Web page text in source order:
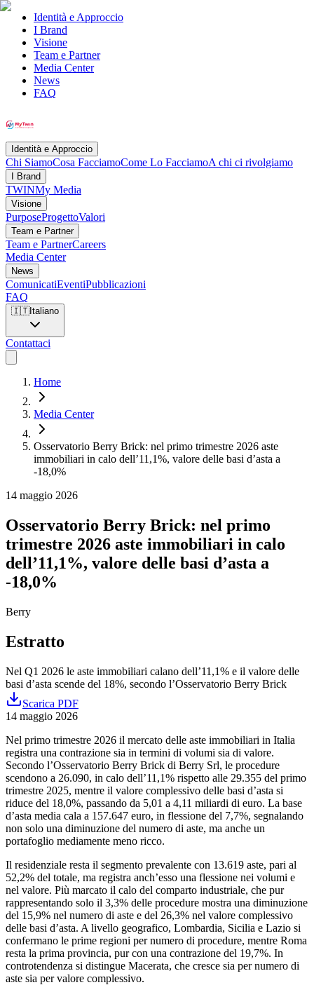
Identità e Approccio
I Brand
Visione
Team e Partner
Media Center
News
FAQ
Identità e Approccio
Chi SiamoCosa FacciamoCome Lo FacciamoA chi ci rivolgiamo
I Brand
TWINMy Media
Visione
PurposeProgettoValori
Team e Partner
Team e PartnerCareers
Media Center
News
ComunicatiEventiPubblicazioni
FAQ
🇮🇹Italiano
Contattaci
Home
Media Center
Osservatorio Berry Brick: nel primo trimestre 2026 aste
immobiliari in calo dell’11,1%, valore delle basi d’asta a
-18,0%
14 maggio 2026
Osservatorio Berry Brick: nel primo
trimestre 2026 aste immobiliari in calo
dell’11,1%, valore delle basi d’asta a
-18,0%
Berry
Estratto
Nel Q1 2026 le aste immobiliari calano dell’11,1% e il valore delle
basi d’asta scende del 18%, secondo l’Osservatorio Berry Brick
Scarica PDF
14 maggio 2026
Nel primo trimestre 2026 il mercato delle aste immobiliari in Italia
registra una contrazione sia in termini di volumi sia di valore.
Secondo l’Osservatorio Berry Brick di Berry Srl, le procedure
scendono a 26.090, in calo dell’11,1% rispetto alle 29.355 del primo
trimestre 2025, mentre il valore complessivo delle basi d’asta si
riduce del 18,0%, passando da 5,01 a 4,11 miliardi di euro. La base
d’asta media cala a 157.647 euro, in flessione del 7,7%, segnalando
non solo una diminuzione del numero di aste, ma anche un
portafoglio mediamente meno ricco.
Il residenziale resta il segmento prevalente con 13.619 aste, pari al
52,2% del totale, ma registra anch’esso una flessione nei volumi e
nel valore. Più marcato il calo del comparto industriale, che pur
rappresentando solo il 3,3% delle procedure mostra una diminuzione
del 15,9% nel numero di aste e del 26,3% nel valore complessivo
delle basi d’asta. A livello geografico, Lombardia, Sicilia e Lazio si
confermano le prime regioni per numero di procedure, mentre Roma
resta la prima provincia, pur con una contrazione del 19,7%. In
controtendenza si distingue Macerata, che cresce sia per numero di
aste sia per valore complessivo.